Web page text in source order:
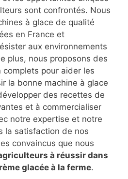
sont confrontés. Nous
à glace de qualité
en France et
aux environnements
plus, nous proposons des
pour aider les
la bonne machine à glace
des recettes de
et à commercialiser
notre expertise et notre
la satisfaction de nos
convaincus que nous
à réussir dans
glacée à la ferme.